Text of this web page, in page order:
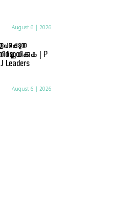
August 6 | 2026
| P
Leaders
August 6 | 2026